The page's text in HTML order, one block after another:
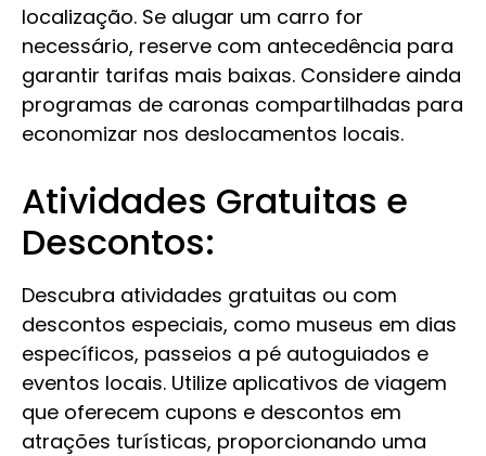
localização. Se alugar um carro for
necessário, reserve com antecedência para
garantir tarifas mais baixas. Considere ainda
programas de caronas compartilhadas para
economizar nos deslocamentos locais.
Atividades Gratuitas e
Descontos:
Descubra atividades gratuitas ou com
descontos especiais, como museus em dias
específicos, passeios a pé autoguiados e
eventos locais. Utilize aplicativos de viagem
que oferecem cupons e descontos em
atrações turísticas, proporcionando uma